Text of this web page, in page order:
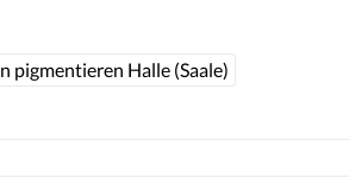
pigmentieren Halle (Saale)